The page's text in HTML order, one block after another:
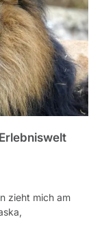
zieht mich am